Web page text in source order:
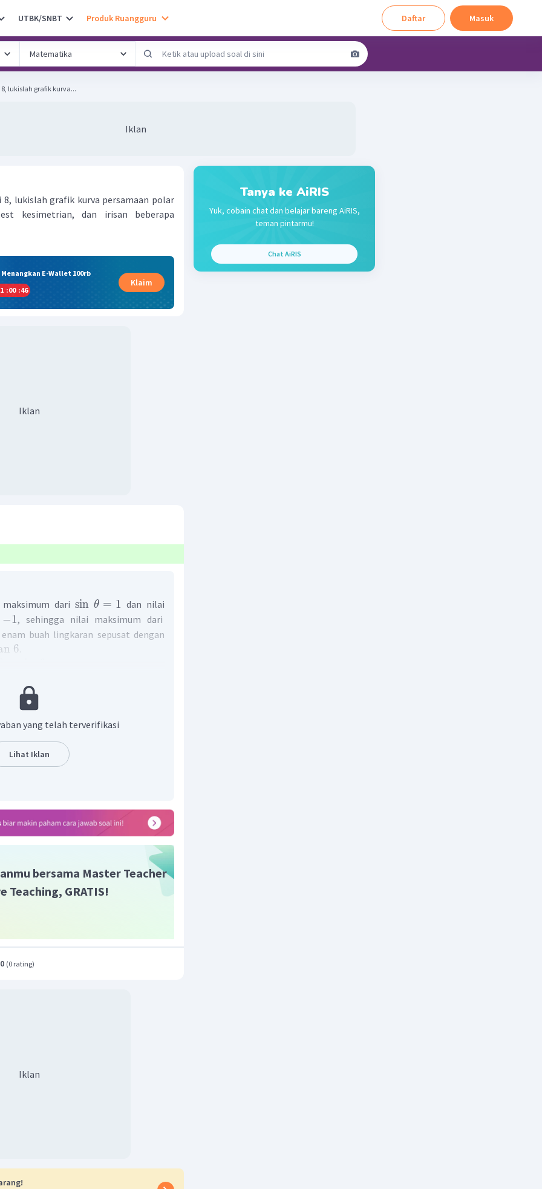
UTBK/SNBT Produk Ruangguru Daftar Masuk
lukislah grafik kurva...
Iklan
lukislah grafik kurva persamaan polar
kesimetrian, dan irisan beberapa
E-Wallet 100rb
:00 :46
Klaim
Iklan
maksimum darisin θ = 1 dan nilai
−1, sehingga nilai maksimum dari
buah lingkaran sepusat dengan
6
menentukan grafik persamaan
buatlah tabel grafik kurva polar
345,6 ,
dapat digambarkan grafik polar
dari
yang telah terverifikasi
Lihat Iklan
bersama Master Teacher
Teaching, GRATIS!
(0 rating)
Iklan
Tanya ke AiRIS
Yuk, cobain chat dan belajar bareng AiRIS,
teman pintarmu!
Chat AiRIS